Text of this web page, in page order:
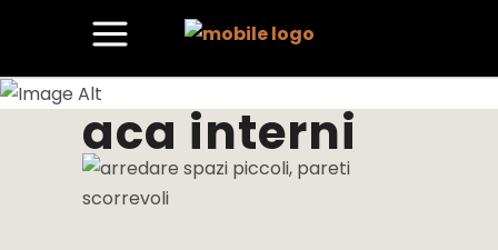
aca interni